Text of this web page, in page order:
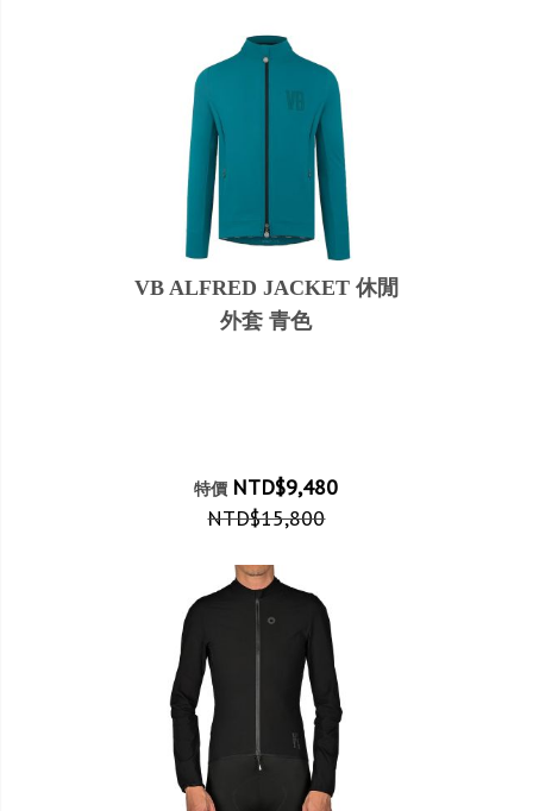
VB ALFRED JACKET 休閒
外套 青色
特價 NTD$9,480
NTD$15,800